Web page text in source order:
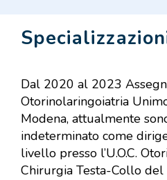
Dal 2020 al 2023
Otorinolaringoiatria
Modena, attualmente
indeterminato come
livello presso l’U.O.C.
Chirurgia Testa-Collo